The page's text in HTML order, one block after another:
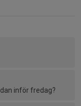
inför fredag?